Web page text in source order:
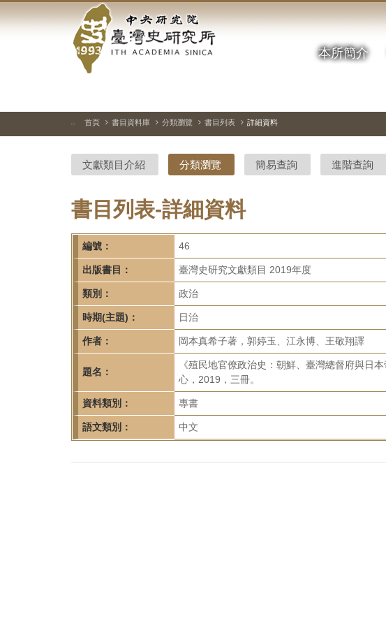
到
中
央
研
院-
臺
灣
史
研
究
所-
首
頁
本所簡介
::: 首頁 書目資料庫 分類瀏覽 書目列表 詳細資料
文獻類目介紹 分類瀏覽 簡易查詢 進階查詢
書目列表-詳細資料
編號： 46
出版書目： 臺灣史研究文獻類目 2019年度
類別： 政治
時期(主題)： 日治
作者： 岡本真希子著，郭婷玉、江永博、王敬翔譯
題名：
《殖民地官僚政治史：朝鮮、臺灣總督府與日
心，2019，三冊。
資料類別： 專書
語文類別： 中文